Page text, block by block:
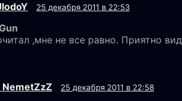
25 декабря 2011 в 22:53
,мне не все равно. Приятно
NemetZzZ 25 декабря 2011 в 22:58